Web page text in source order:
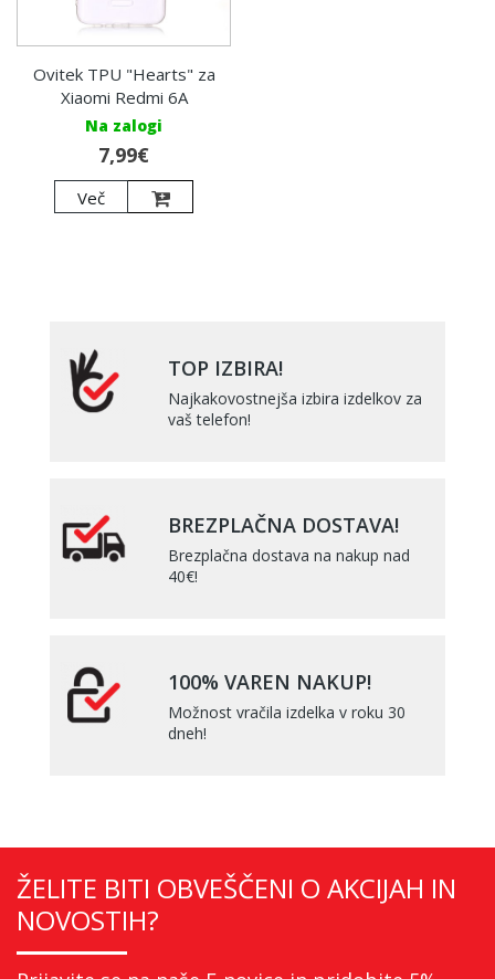
Ovitek TPU "Hearts" za
Xiaomi Redmi 6A
Na zalogi
7,99€
Več
TOP IZBIRA!
Najkakovostnejša izbira izdelkov za
vaš telefon!
BREZPLAČNA DOSTAVA!
Brezplačna dostava na nakup nad
40€!
100% VAREN NAKUP!
Možnost vračila izdelka v roku 30
dneh!
ŽELITE BITI OBVEŠČENI O AKCIJAH IN
NOVOSTIH?